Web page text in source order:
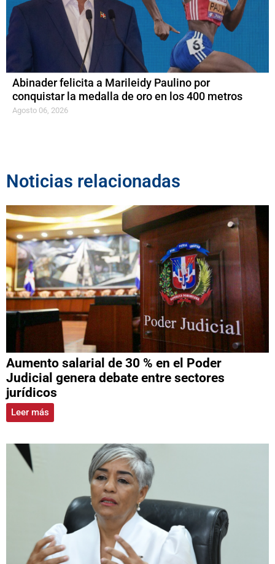
Abinader felicita a Marileidy Paulino por
conquistar la medalla de oro en los 400 metros
Agosto 06, 2026
Noticias relacionadas
Aumento salarial de 30 % en el Poder
Judicial genera debate entre sectores
jurídicos
Leer más